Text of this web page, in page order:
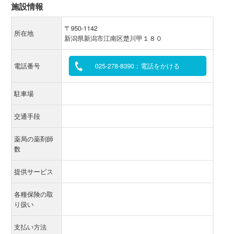
施設情報
所在地
〒950-1142
新潟県新潟市江南区楚川甲１８０
電話番号 025-278-8390：電話をかける
駐車場
交通手段
薬局の薬剤師
数
提供サービス
各種保険の取
り扱い
支払い方法